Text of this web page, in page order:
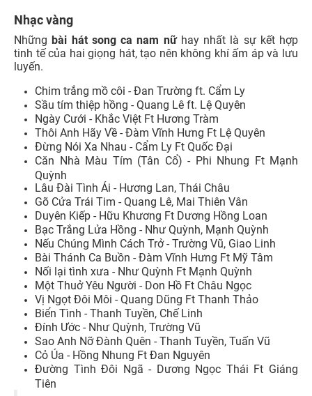
Nhạc vàng
Nhữngbài hát song ca nam nữhay nhất là sự kết hợp
tinh tế của hai giọng hát, tạo nên không khí ấm áp và lưu
luyến.
Chim trắng mồ côi - Đan Trường ft. Cẩm Ly
Sầu tím thiệp hồng - Quang Lê ft. Lệ Quyên
Ngày Cưới - Khắc Việt Ft Hương Tràm
Thôi Anh Hãy Về - Đàm Vĩnh Hưng Ft Lệ Quyên
Đừng Nói Xa Nhau - Cẩm Ly Ft Quốc Đại
Căn Nhà Màu Tím (Tân Cổ) - Phi Nhung Ft Mạnh
Quỳnh
Lâu Đài Tình Ái - Hương Lan, Thái Châu
Gõ Cửa Trái Tim - Quang Lê, Mai Thiên Vân
Duyên Kiếp - Hữu Khương Ft Dương Hồng Loan
Bạc Trắng Lửa Hồng - Như Quỳnh, Mạnh Quỳnh
Nếu Chúng Mình Cách Trở - Trường Vũ, Giao Linh
Bài Thánh Ca Buồn - Đàm Vĩnh Hưng Ft Mỹ Tâm
Nối lại tình xưa - Như Quỳnh Ft Mạnh Quỳnh
Một Thuở Yêu Người - Don Hồ Ft Châu Ngọc
Vị Ngọt Đôi Môi - Quang Dũng Ft Thanh Thảo
Biển Tình - Thanh Tuyền, Chế Linh
Đính Ước - Như Quỳnh, Trường Vũ
Sao Anh Nỡ Đành Quên - Thanh Tuyền, Tuấn Vũ
Cỏ Úa - Hồng Nhung Ft Đan Nguyên
Đường Tình Đôi Ngã - Dương Ngọc Thái Ft Giáng
Tiên